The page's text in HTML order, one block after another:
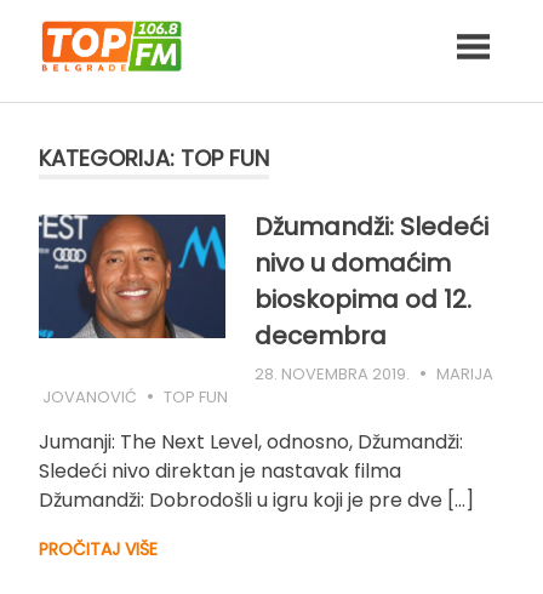
content
KATEGORIJA: TOP FUN
Džumandži: Sledeći
nivo u domaćim
bioskopima od 12.
decembra
28. NOVEMBRA 2019.
MARIJA
JOVANOVIĆ
TOP FUN
Jumanji: The Next Level, odnosno, Džumandži:
Sledeći nivo direktan je nastavak filma
Džumandži: Dobrodošli u igru koji je pre dve […]
PROČITAJ VIŠE